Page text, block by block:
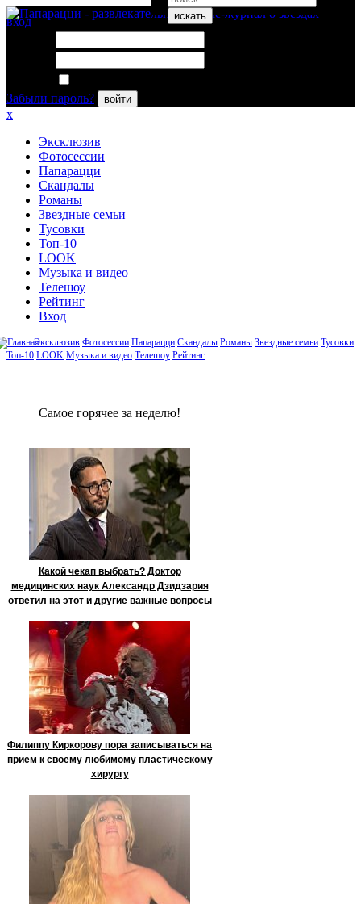
искать
вход
Забыли пароль?
войти
x
Эксклюзив
Фотосессии
Папарацци
Скандалы
Романы
Звездные семьи
Тусовки
Топ-10
LOOK
Музыка и видео
Телешоу
Рейтинг
Вход
Эксклюзив Фотосессии Папарацци Скандалы Романы Звездные семьи Тусовки
Топ-10 LOOK Музыка и видео Телешоу Рейтинг
Сaмое гoрячее за неделю!
Какой чекап выбрать? Доктор
медицинских наук Александр Дзидзария
ответил на этот и другие важные вопросы
Филиппу Киркорову пора записываться на
прием к своему любимому пластическому
хирургу